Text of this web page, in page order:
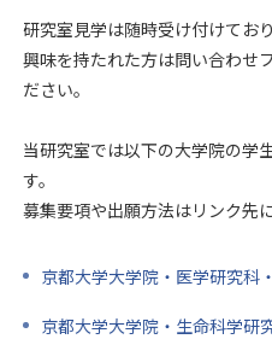
研究室見学は随時受け付けており
興味を持たれた方は問い合わせ
ださい。
当研究室では以下の大学院の学
す。
募集要項や出願方法はリンク先
京都大学大学院・医学研究科
京都大学大学院・生命科学研